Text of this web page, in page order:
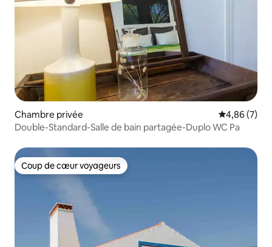
Chambre privée Évaluation
4,86 (7)
Double-Standard-Salle de bain partagée-Duplo WC Pa
Coup de cœur voyageurs
Coup de cœur voyageurs